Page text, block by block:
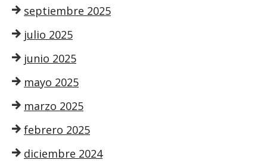
septiembre 2025
julio 2025
junio 2025
mayo 2025
marzo 2025
febrero 2025
diciembre 2024